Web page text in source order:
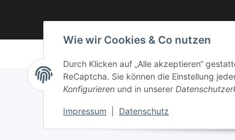
Wie wir Cookies & Co nutzen
Durch Klicken auf „Alle akzeptieren“
ReCaptcha. Sie können die Einstellung
Konfigurieren und in unserer
Impressum Datenschutz